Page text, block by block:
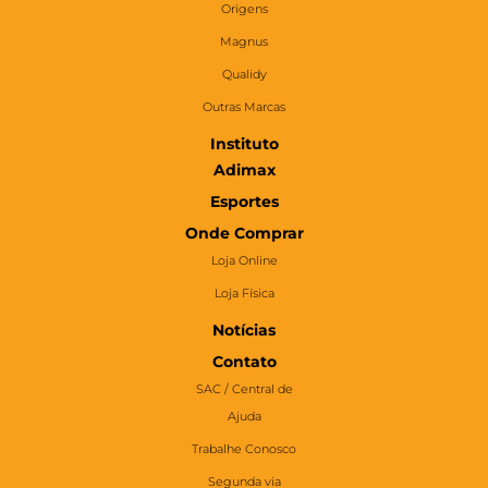
Origens
Magnus
Qualidy
Outras Marcas
Instituto
Adimax
Esportes
Onde Comprar
Loja Online
Loja Física
Notícias
Contato
SAC / Central de
Ajuda
Trabalhe Conosco
Segunda via